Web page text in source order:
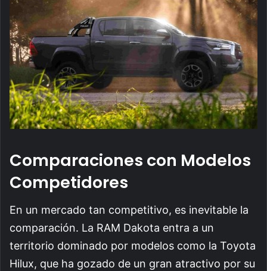
Comparaciones con Modelos
Competidores
En un mercado tan competitivo, es inevitable la
comparación. La RAM Dakota entra a un
territorio dominado por modelos como la Toyota
Hilux, que ha gozado de un gran atractivo por su